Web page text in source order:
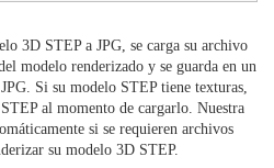
3D STEP a JPG, se carga su archivo
modelo renderizado y se guarda en un
Si su modelo STEP tiene texturas,
al momento de cargarlo. Nuestra
si se requieren archivos
su modelo 3D STEP.